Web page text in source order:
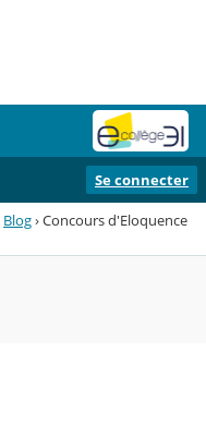
Se connecter
Blog›Concours d'Eloquence